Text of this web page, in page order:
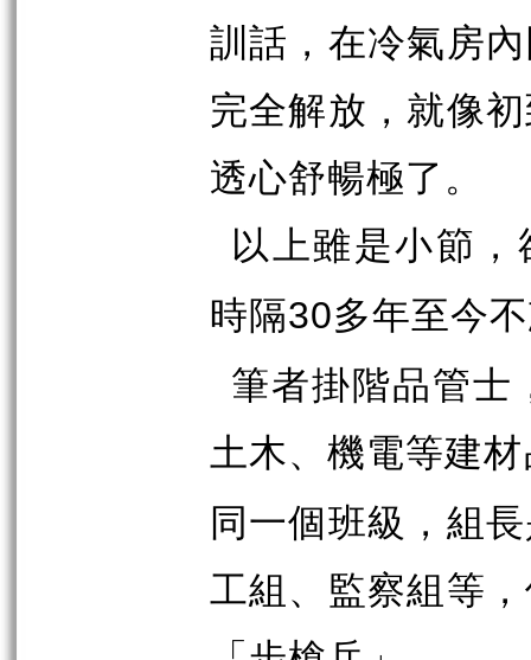
訓話，在冷氣房
完全解放，就像
透心舒暢極了。
以上雖是小節
時隔30多年至今
筆者掛階品管士
土木、機電等建
同一個班級，組
工組、監察組等